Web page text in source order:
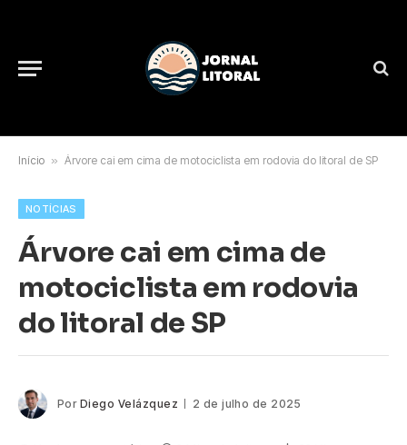
Início » Árvore cai em cima de motociclista em rodovia do litoral de SP
NOTÍCIAS
Árvore cai em cima de
motociclista em rodovia
do litoral de SP
Por Diego Velázquez 2 de julho de 2025